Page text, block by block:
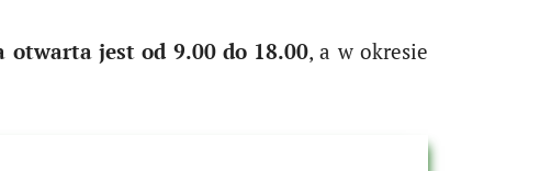
otwarta jest od 9.00 do 18.00, a w okresie